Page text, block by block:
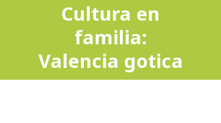
Cultura en
familia:
Valencia gotica